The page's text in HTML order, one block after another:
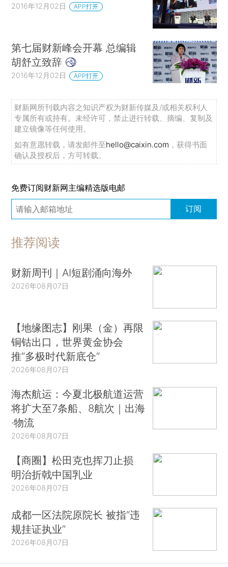
2016年12月02日 APP打开
第七届财新峰会开幕 总编辑
胡舒立致辞
2016年12月02日 APP打开
财新网所刊载内容之知识产权为财新传媒及/或相关权利人
专属所有或持有。未经许可，禁止进行转载、摘编、复制及
建立镜像等任何使用。
如有意愿转载，请发邮件至hello@caixin.com ，获得书面
确认及授权后，方可转载。
免费订阅财新网主编精选版电邮
订阅
推荐阅读
财新周刊｜AI短剧涌向海外
2026年08月07日
【地缘图志】刚果（金）再限
铜钴出口，世界黄金协会
推“多极时代新底仓”
2026年08月07日
海杰航运：今夏北极航道运营
将扩大至7条船、8航次｜出海
·物流
2026年08月07日
【商圈】松田克也挥刀止损
明治折戟中国乳业
2026年08月07日
成都一区法院原院长 被指“违
规挂证执业”
2026年08月07日